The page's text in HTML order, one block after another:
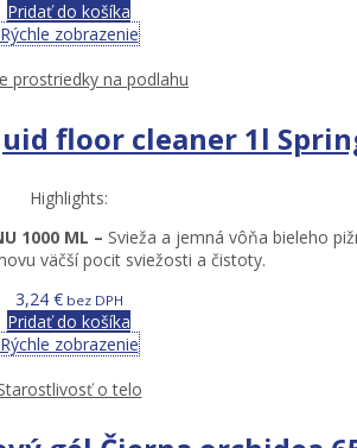
Pridať do košíka
Rýchle zobrazenie
prostriedky na podlahu
floor cleaner 1l
Highlights:
1000 ML – Svieža a jemná vôňa bieleho
väčší pocit sviežosti a čistoty.
3,24 €bez DPH
Pridať do košíka
Rýchle zobrazenie
o telo